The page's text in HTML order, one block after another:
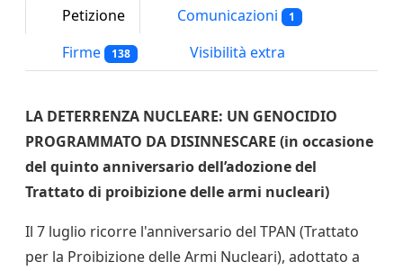
Petizione Comunicazioni 1
Firme 138 Visibilità extra
LA DETERRENZA NUCLEARE: UN GENOCIDIO
PROGRAMMATO DA DISINNESCARE (in occasione
del quinto anniversario dell’adozione del
Trattato di proibizione delle armi nucleari)
Il 7 luglio ricorre l'anniversario del TPAN (Trattato
per la Proibizione delle Armi Nucleari), adottato a